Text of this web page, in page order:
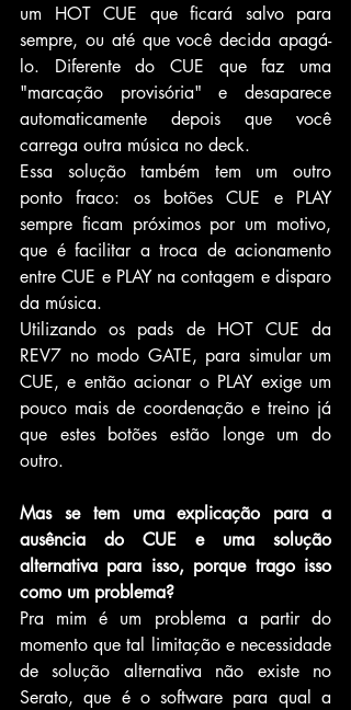
um HOT CUE que ficará salvo para
sempre, ou até que você decida apagá-
lo. Diferente do CUE que faz uma
"marcação provisória" e desaparece
automaticamente depois que você
carrega outra música no deck.
Essa solução também tem um outro
ponto fraco: os botões CUE e PLAY
sempre ficam próximos por um motivo,
que é facilitar a troca de acionamento
entre CUE e PLAY na contagem e disparo
da música.
Utilizando os pads de HOT CUE da
REV7 no modo GATE, para simular um
CUE, e então acionar o PLAY exige um
pouco mais de coordenação e treino já
que estes botões estão longe um do
outro.
Mas se tem uma explicação para a
ausência do CUE e uma solução
alternativa para isso, porque trago isso
como um problema?
Pra mim é um problema a partir do
momento que tal limitação e necessidade
de solução alternativa não existe no
Serato, que é o software para qual a